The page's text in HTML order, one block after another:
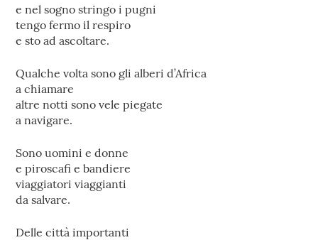
e nel sogno stringo i pugni
tengo fermo il respiro
e sto ad ascoltare.
Qualche volta sono gli alberi d’Africa
a chiamare
altre notti sono vele piegate
a navigare.
Sono uomini e donne
e piroscafi e bandiere
viaggiatori viaggianti
da salvare.
Delle città importanti